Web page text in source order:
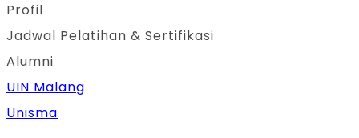
Profil
Jadwal Pelatihan & Sertifikasi
Alumni
UIN Malang
Unisma